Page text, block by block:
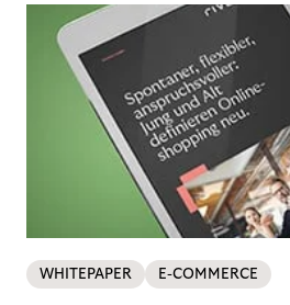
WHITEPAPER E-COMMERCE